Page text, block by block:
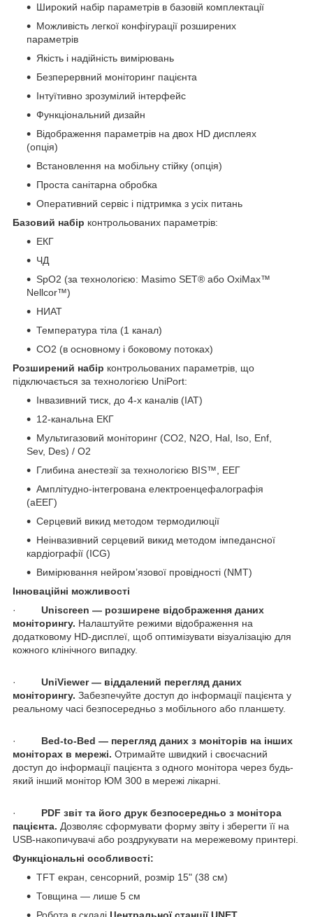
Широкий набір параметрів в базовій комплектації
Можливість легкої конфігурації розширених
параметрів
Якість і надійність вимірювань
Безперервний моніторинг пацієнта
Інтуїтивно зрозумілий інтерфейс
Функціональний дизайн
Відображення параметрів на двох HD дисплеях
(опція)
Встановлення на мобільну стійку (опція)
Проста санітарна обробка
Оперативний сервіс і підтримка з усіх питань
Базовий набір контрольованих параметрів:
ЕКГ
ЧД
SpO2 (за технологією: Masimo SET® або OxiMax™
Nellcor™)
НИАТ
Температура тіла (1 канал)
CO2 (в основному і боковому потоках)
Розширений набір контрольованих параметрів, що
підключається за технологією UniPort:
Інвазивний тиск, до 4-х каналів (ІАТ)
12-канальна ЕКГ
Мультигазовий моніторинг (CO2 , N2O, Hal, Iso, Enf,
Sev, Des) / O2
Глибина анестезії за технологією BIS™, ЕЕГ
Амплітудно-інтегрована електроенцефалографія
(аЕЕГ)
Серцевий викид методом термодилюції
Неінвазивний серцевий викид методом імпедансної
кардіографії (ICG)
Вимірювання нейром’язової провідності (NMT)
Інноваційні можливості
· Uniscreen — розширене відображення даних
моніторингу. Налаштуйте режими відображення на
додатковому HD-дисплеї, щоб оптимізувати візуалізацію для
кожного клінічного випадку.
· UniViewer — віддалений перегляд даних
моніторингу. Забезпечуйте доступ до інформації пацієнта у
реальному часі безпосередньо з мобільного або планшету.
· Bed-to-Bed — перегляд даних з моніторів на інших
моніторах в мережі. Отримайте швидкий і своєчасний
доступ до інформації пацієнта з одного монітора через будь-
який інший монітор ЮМ 300 в мережі лікарні.
· PDF звіт та його друк безпосередньо з монітора
пацієнта. Дозволяє сформувати форму звіту і зберегти її на
USB-накопичувачі або роздрукувати на мережевому принтері.
Функціональні особливості:
TFT екран, сенсорний, розмір 15" (38 см)
Товщина — лише 5 см
Робота в складі Центральної станції UNET